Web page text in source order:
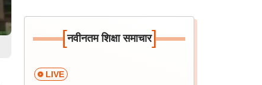
[नवीनतम शिक्षा समाचार]
LIVE